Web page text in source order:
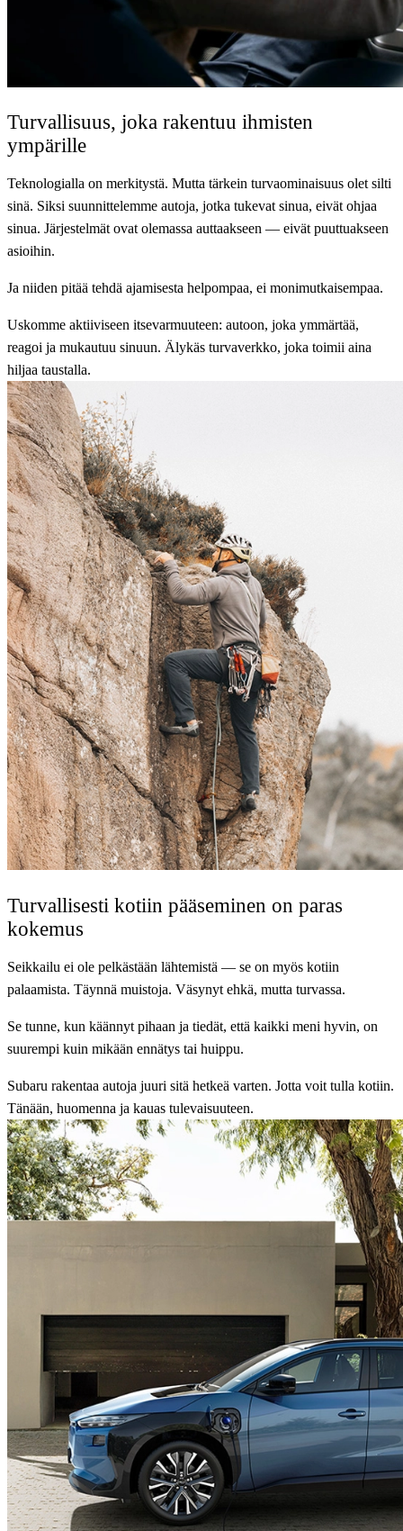
Turvallisuus, joka rakentuu ihmisten
ympärille
Teknologialla on merkitystä. Mutta tärkein turvaominaisuus olet silti
sinä. Siksi suunnittelemme autoja, jotka tukevat sinua, eivät ohjaa
sinua. Järjestelmät ovat olemassa auttaakseen — eivät puuttuakseen
asioihin.
Ja niiden pitää tehdä ajamisesta helpompaa, ei monimutkaisempaa.
Uskomme aktiiviseen itsevarmuuteen: autoon, joka ymmärtää,
reagoi ja mukautuu sinuun. Älykäs turvaverkko, joka toimii aina
hiljaa taustalla.
Turvallisesti kotiin pääseminen on paras
kokemus
Seikkailu ei ole pelkästään lähtemistä — se on myös kotiin
palaamista. Täynnä muistoja. Väsynyt ehkä, mutta turvassa.
Se tunne, kun käännyt pihaan ja tiedät, että kaikki meni hyvin, on
suurempi kuin mikään ennätys tai huippu.
Subaru rakentaa autoja juuri sitä hetkeä varten. Jotta voit tulla kotiin.
Tänään, huomenna ja kauas tulevaisuuteen.